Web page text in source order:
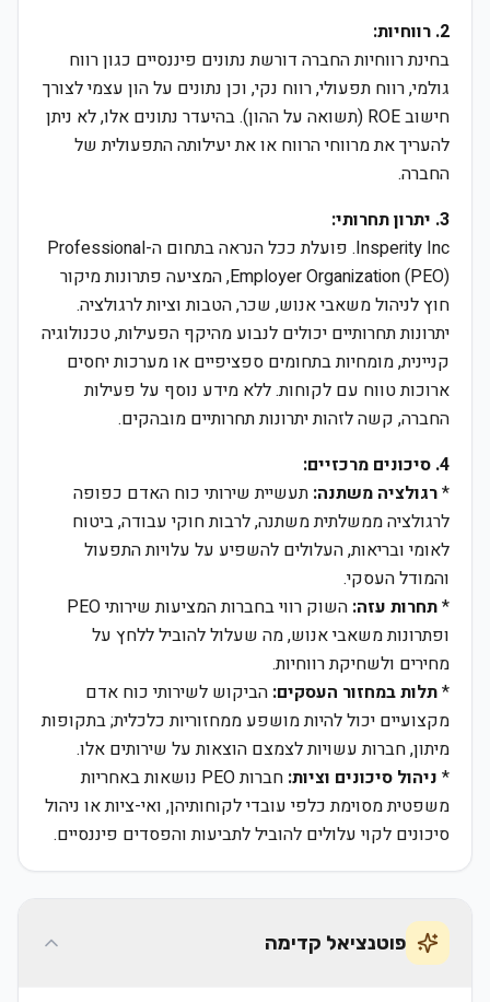
2. רווחיות:
בחינת רווחיות החברה דורשת נתונים פיננסיים כגון רווח
גולמי, רווח תפעולי, רווח נקי, וכן נתונים על הון עצמי לצורך
חישוב ROE (תשואה על ההון). בהיעדר נתונים אלו, לא ניתן
להעריך את מרווחי הרווח או את יעילותה התפעולית של
החברה.
3. יתרון תחרותי:
Insperity Inc. פועלת ככל הנראה בתחום ה-Professional
Employer Organization (PEO), המציעה פתרונות מיקור
חוץ לניהול משאבי אנוש, שכר, הטבות וציות לרגולציה.
יתרונות תחרותיים יכולים לנבוע מהיקף הפעילות, טכנולוגיה
קניינית, מומחיות בתחומים ספציפיים או מערכות יחסים
ארוכות טווח עם לקוחות. ללא מידע נוסף על פעילות
החברה, קשה לזהות יתרונות תחרותיים מובהקים.
4. סיכונים מרכזיים:
*רגולציה משתנה: תעשיית שירותי כוח האדם כפופה
לרגולציה ממשלתית משתנה, לרבות חוקי עבודה, ביטוח
לאומי ובריאות, העלולים להשפיע על עלויות התפעול
והמודל העסקי.
*תחרות עזה:
השוק רווי בחברות המציעות שירותי PEO
ופתרונות משאבי אנוש, מה שעלול להוביל ללחץ על
מחירים ולשחיקת רווחיות.
*תלות במחזור העסקים: הביקוש לשירותי כוח אדם
מקצועיים יכול להיות מושפע ממחזוריות כלכלית; בתקופות
מיתון, חברות עשויות לצמצם הוצאות על שירותים אלו.
* ניהול סיכונים וציות:
חברות PEO נושאות באחריות
משפטית מסוימת כלפי עובדי לקוחותיהן, ואי-ציות או ניהול
סיכונים לקוי עלולים להוביל לתביעות והפסדים פיננסיים.
פוטנציאל קדימה